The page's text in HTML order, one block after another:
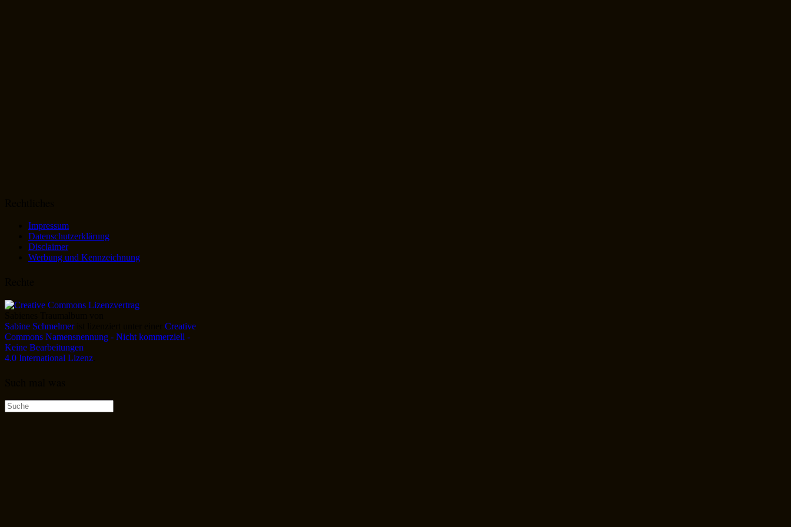
Impressum
Datenschutzerklärung
Disclaimer
Werbung und Kennzeichnung
Sabine Schmelmerist lizenziert unter einer Creative
Commons Namensnennung - Nicht kommerziell -
Keine Bearbeitungen
4.0 International Lizenz
Suche
nach: